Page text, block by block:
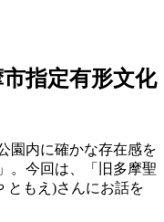
指定有形文化
園内に確かな存在感を
。今回は、「旧多摩聖
ともえ)さんにお話を